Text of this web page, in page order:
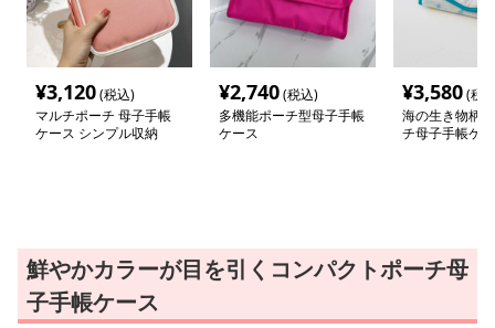
¥3,120(税込)
マルチポーチ 母子手帳
ケース シンプル収納
¥2,740(税込)
多機能ポーチ型母子手帳
ケース
¥3,580(税
海の生き物柄
チ母子手帳ケ
鮮やかカラーが目を引くコンパクトポーチ母
子手帳ケース